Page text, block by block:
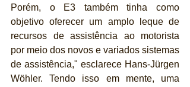
Porém, o E3 também tinha como
objetivo oferecer um amplo leque de
recursos de assistência ao motorista
por meio dos novos e variados sistemas
de assistência," esclarece Hans-Jürgen
Wöhler. Tendo isso em mente, uma